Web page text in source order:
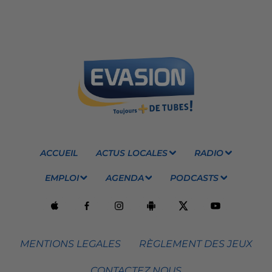
ACCUEIL ACTUS LOCALES RADIO
EMPLOI AGENDA PODCASTS
MENTIONS LEGALES RÈGLEMENT DES JEUX